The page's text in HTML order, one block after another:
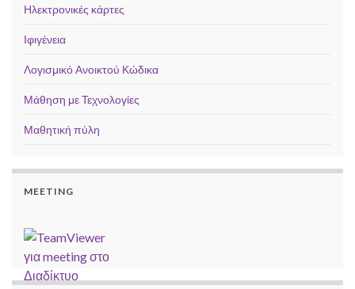
Ηλεκτρονικές κάρτες
Ιφιγένεια
Λογισμικό Ανοικτού Κώδικα
Μάθηση με Τεχνολογίες
Μαθητική πύλη
MEETING